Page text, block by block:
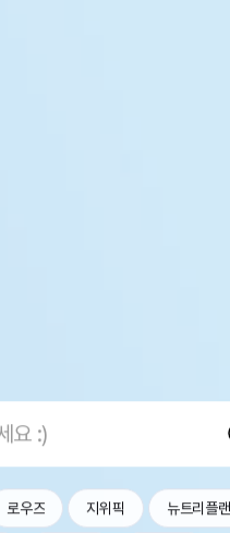
로우즈 지위픽 뉴트리플랜